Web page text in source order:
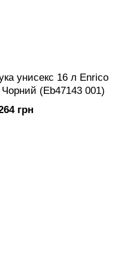
унисекс 16 л Enrico
(Eb47143 001)
грн